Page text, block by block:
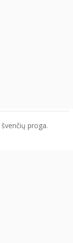
proga.